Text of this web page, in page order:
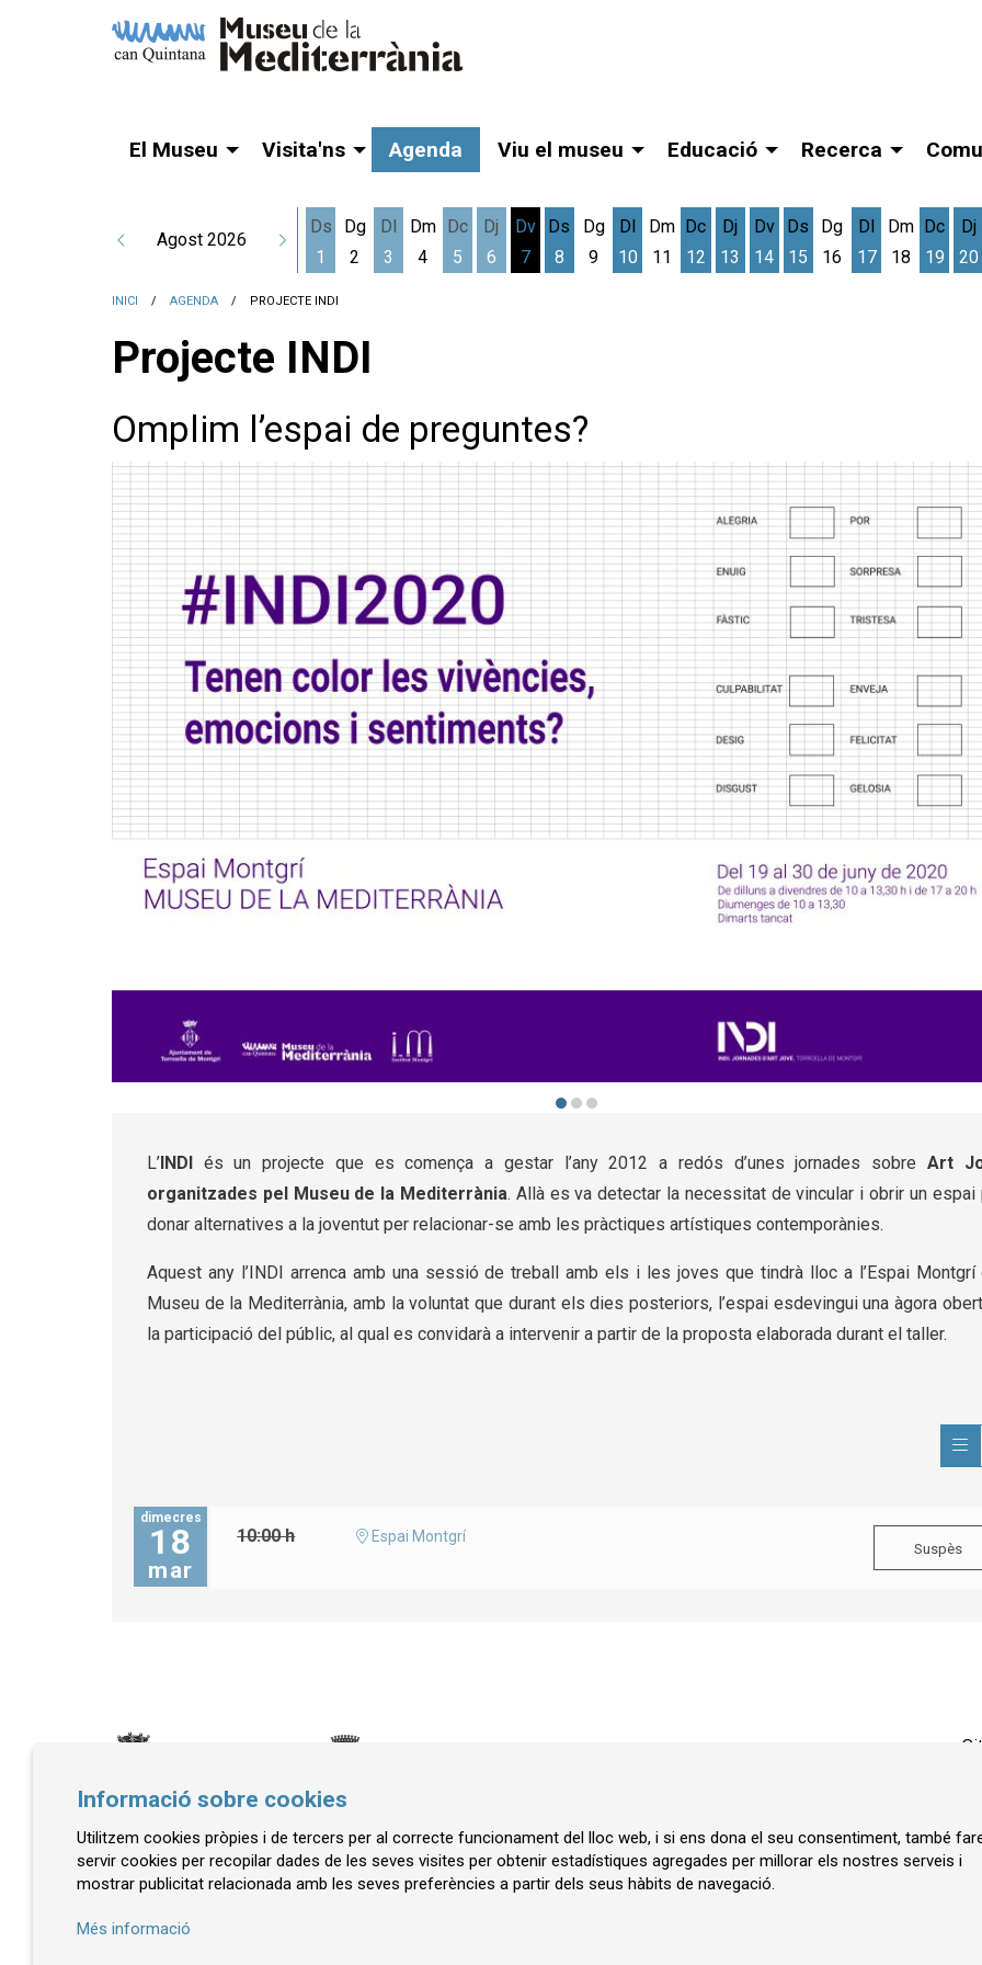
El Museu Visita'ns Agenda Viu el museu Educació Recerca
Agost 2026
Ds
1
Dg
2
Dl
3
Dm
4
Dc
5
Dj
6
Dv
7
Ds
8
Dg
9
Dl
10
Dm
11
Dc
12
Dj
13
Dv
14
Ds
15
Dg
16
Dl
17
Dm
18
Dc
19
Dj
20
INICI AGENDA PROJECTE INDI
Projecte INDI
Omplim l’espai de preguntes?
L’INDI és un projecte que es comença a gestar l’any 2012 a redós d’unes jornades sobre Art
organitzades pel Museu de la Mediterrània. Allà es va detectar la necessitat de vincular i obrir un espai
donar alternatives a la joventut per relacionar-se amb les pràctiques artístiques contemporànies.
Aquest any l’INDI arrenca amb una sessió de treball amb els i les joves que tindrà lloc a l’Espai Montgrí
Museu de la Mediterrània, amb la voluntat que durant els dies posteriors, l’espai esdevingui una àgora
la participació del públic, al qual es convidarà a intervenir a partir de la proposta elaborada durant el taller.
dimecres
18
mar
10:00 h Espai Montgrí
Suspès
© Museu de la Mediterrània
C. d'Ullà, 27-31 | 17257 Torroella de Montgrí
Tel. 972 755 180 a/e: info@museudelamediterrania.cat
Informació sobre cookies
Utilitzem cookies pròpies i de tercers per al correcte funcionament del lloc web, i si ens dona el seu consentiment, també
servir cookies per recopilar dades de les seves visites per obtenir estadístiques agregades per millorar els nostres serveis i
mostrar publicitat relacionada amb les seves preferències a partir dels seus hàbits de navegació.
Més informació